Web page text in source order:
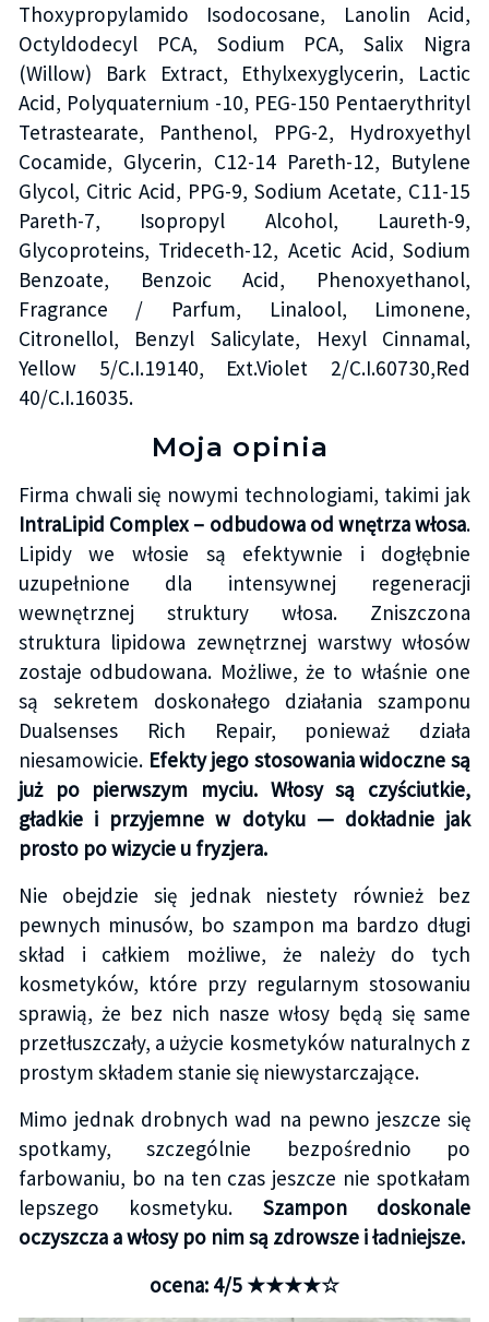
Thoxypropylamido Isodocosane, Lanolin Acid,
Octyldodecyl PCA, Sodium PCA, Salix Nigra
(Willow) Bark Extract, Ethylxexyglycerin, Lactic
Acid, Polyquaternium -10, PEG-150 Pentaerythrityl
Tetrastearate, Panthenol, PPG-2, Hydroxyethyl
Cocamide, Glycerin, C12-14 Pareth-12, Butylene
Glycol, Citric Acid, PPG-9, Sodium Acetate, C11-15
Pareth-7, Isopropyl Alcohol, Laureth-9,
Glycoproteins, Trideceth-12, Acetic Acid, Sodium
Benzoate, Benzoic Acid, Phenoxyethanol,
Fragrance / Parfum, Linalool, Limonene,
Citronellol, Benzyl Salicylate, Hexyl Cinnamal,
Yellow 5/C.I.19140, Ext.Violet 2/C.I.60730,Red
40/C.I.16035.
Moja opinia
Firma chwali się nowymi technologiami, takimi jak
IntraLipid Complex – odbudowa od wnętrza włosa.
Lipidy we włosie są efektywnie i dogłębnie
uzupełnione dla intensywnej regeneracji
wewnętrznej struktury włosa. Zniszczona
struktura lipidowa zewnętrznej warstwy włosów
zostaje odbudowana. Możliwe, że to właśnie one
są sekretem doskonałego działania szamponu
Dualsenses Rich Repair, ponieważ działa
niesamowicie. Efekty jego stosowania widoczne są
już po pierwszym myciu. Włosy są czyściutkie,
gładkie i przyjemne w dotyku — dokładnie jak
prosto po wizycie u fryzjera.
Nie obejdzie się jednak niestety również bez
pewnych minusów, bo szampon ma bardzo długi
skład i całkiem możliwe, że należy do tych
kosmetyków, które przy regularnym stosowaniu
sprawią, że bez nich nasze włosy będą się same
przetłuszczały, a użycie kosmetyków naturalnych z
prostym składem stanie się niewystarczające.
Mimo jednak drobnych wad na pewno jeszcze się
spotkamy, szczególnie bezpośrednio po
farbowaniu, bo na ten czas jeszcze nie spotkałam
lepszego kosmetyku. Szampon doskonale
oczyszcza a włosy po nim są zdrowsze i ładniejsze.
ocena: 4/5 ★★★★☆